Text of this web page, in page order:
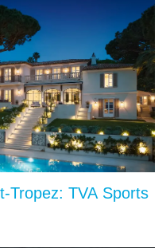
Tropez: TVA Sports